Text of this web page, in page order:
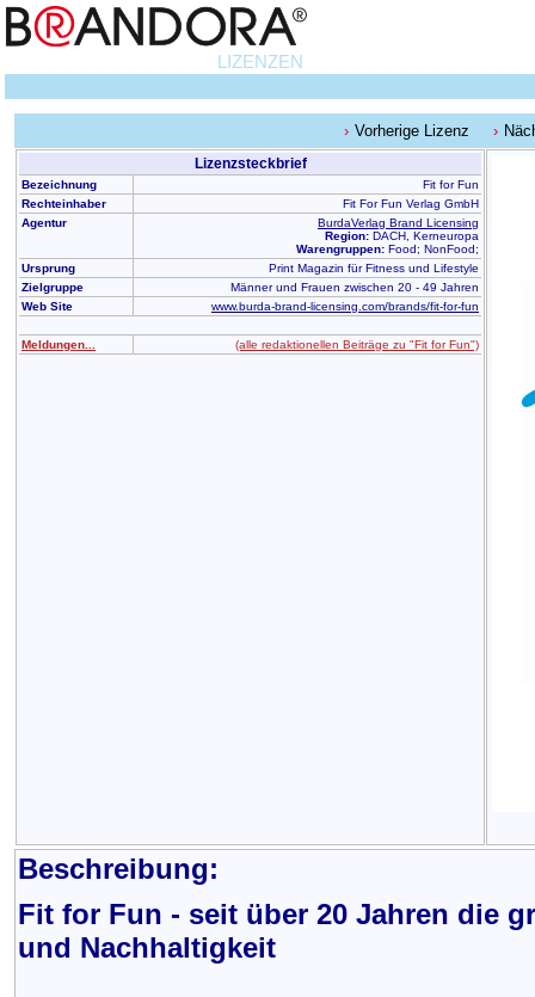
LIZENZEN
Vorherige Lizenz
Lizenzsteckbrief
Bezeichnung
Fit for Fun
Rechteinhaber
Fit For Fun Verlag GmbH
Agentur
BurdaVerlag Brand Licensing
Region: DACH, Kerneuropa
Warengruppen: Food; NonFood;
Ursprung
Print Magazin für Fitness und Lifestyle
Zielgruppe
Männer und Frauen zwischen 20 - 49 Jahren
Web Site
www.burda-brand-licensing.com/brands/fit-for-fun
Meldungen... (alle redaktionellen Beiträge zu "Fit for Fun")
Beschreibung:
Fit for Fun - seit über 20 Jahren die
und Nachhaltigkeit